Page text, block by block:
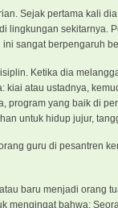
Sejak pertama kali
lingkungan sekitarnya.
sangat berpengaruh
Ketika dia
atau ustadnya,
yang baik di
untuk hidup jujur,
guru di pesantren
baru menjadi orang
mengingat bahwa;